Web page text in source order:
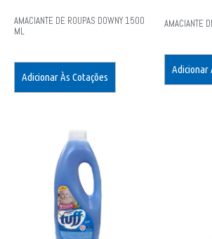
AMACIANTE DE ROUPAS DOWNY 1500
ML
Adicionar Às Cotações
AMACIANTE
Adicionar